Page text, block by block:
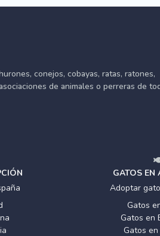
conejos, cobayas, ratas, ratones,
de animales o perreras de
GATOS EN
Adoptar
Gatos
Gatos en
Gatos